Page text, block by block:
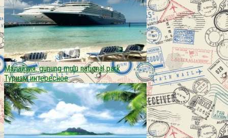
Малайзия. gunung mulu national park
Туризм интересное